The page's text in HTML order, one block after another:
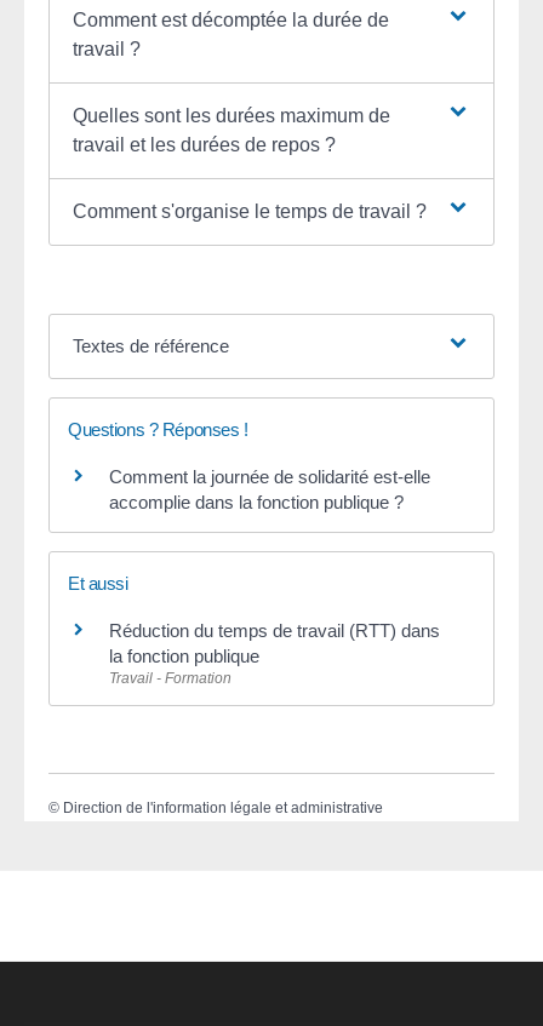
Comment est décomptée la durée de
travail ?
Quelles sont les durées maximum de
travail et les durées de repos ?
Comment s'organise le temps de travail ?
Textes de référence
Questions ? Réponses !
Comment la journée de solidarité est-elle
accomplie dans la fonction publique ?
Et aussi
Réduction du temps de travail (RTT) dans
la fonction publique
Travail - Formation
© Direction de l'information légale et administrative